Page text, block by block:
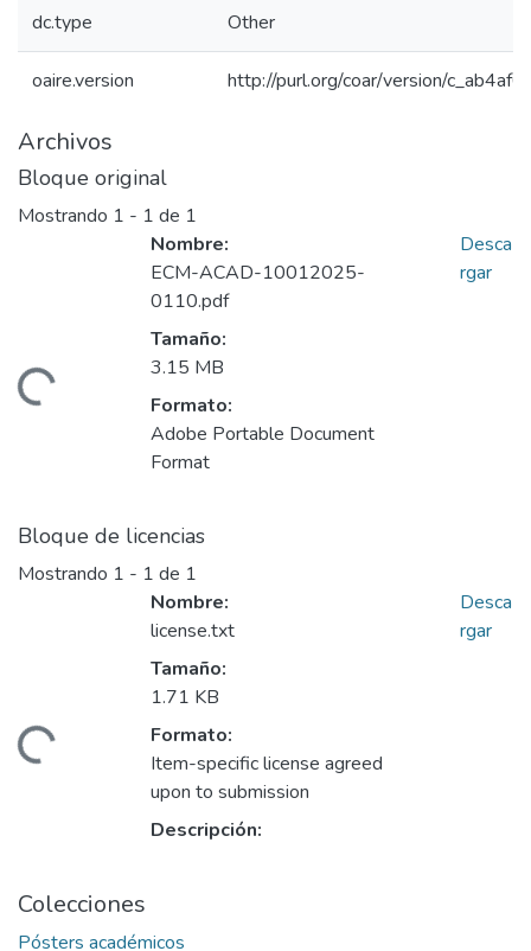
dc.type Other
oaire.version http://purl.org/coar/version/
Archivos
Bloque original
Mostrando 1 - 1 de 1
Cargando...
Nombre:
ECM-ACAD-10012025-
0110.pdf
Tamaño:
3.15 MB
Formato:
Adobe Portable Document
Format
Desca
rgar
Bloque de licencias
Mostrando 1 - 1 de 1
Cargando...
Nombre:
license.txt
Tamaño:
1.71 KB
Formato:
Item-specific license agreed
upon to submission
Descripción:
Desca
rgar
Colecciones
Pósters académicos